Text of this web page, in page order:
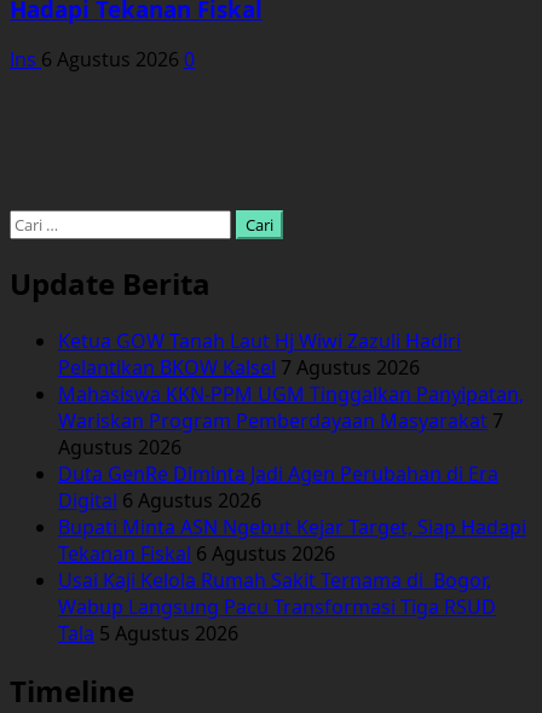
Hadapi Tekanan Fiskal
Ins 6 Agustus 2026 0
Cari
Update Berita
Ketua GOW Tanah Laut Hj Wiwi Zazuli Hadiri
Pelantikan BKOW Kalsel 7 Agustus 2026
Mahasiswa KKN-PPM UGM Tinggalkan Panyipatan,
Wariskan Program Pemberdayaan Masyarakat 7
Agustus 2026
Duta GenRe Diminta Jadi Agen Perubahan di Era
Digital 6 Agustus 2026
Bupati Minta ASN Ngebut Kejar Target, Siap Hadapi
Tekanan Fiskal 6 Agustus 2026
Usai Kaji Kelola Rumah Sakit Ternama di Bogor,
Wabup Langsung Pacu Transformasi Tiga RSUD
Tala 5 Agustus 2026
Timeline